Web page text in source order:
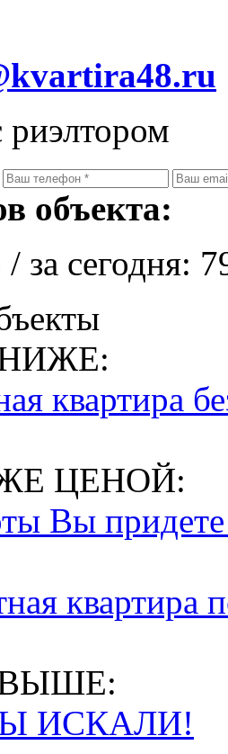
риэлтором
объекта:
/ за сегодня:
квартира
ЦЕНОЙ:
Вы
квартира
ИСКАЛИ!